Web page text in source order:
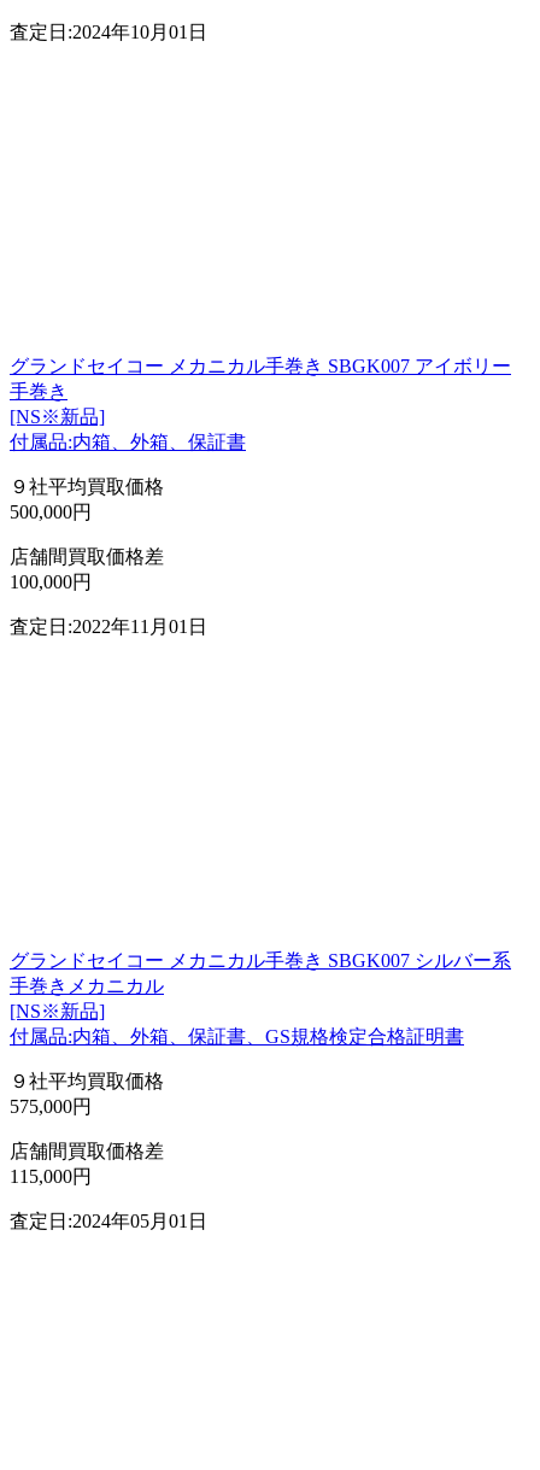
査定日:2024年10月01日
グランドセイコー メカニカル手巻き SBGK007 アイボリー
手巻き
[NS※新品]
付属品:内箱、外箱、保証書
９社平均買取価格
500,000円
店舗間買取価格差
100,000円
査定日:2022年11月01日
グランドセイコー メカニカル手巻き SBGK007 シルバー系
手巻きメカニカル
[NS※新品]
付属品:内箱、外箱、保証書、GS規格検定合格証明書
９社平均買取価格
575,000円
店舗間買取価格差
115,000円
査定日:2024年05月01日